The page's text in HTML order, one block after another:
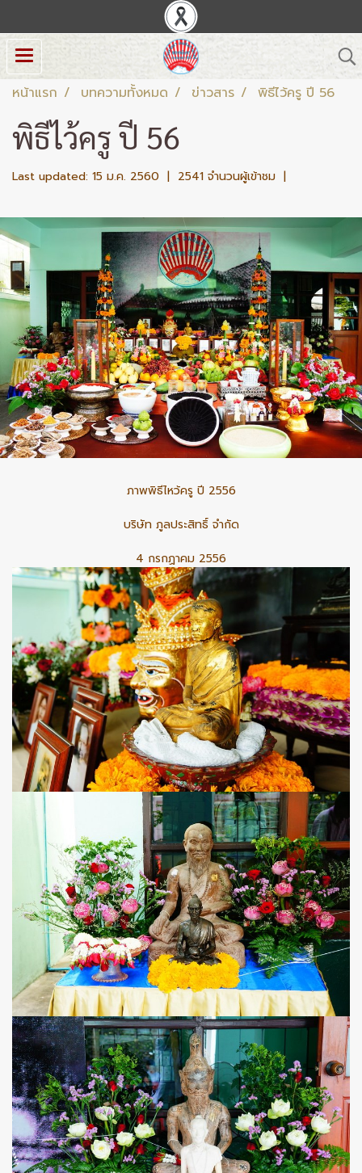
หน้าแรก บทความทั้งหมด ข่าวสาร พิธีไว้ครู ปี 56
พิธีไว้ครู ปี 56
Last updated: 15 ม.ค. 2560 | 2541 จำนวนผู้เข้าชม |
ภาพพิธีไหว้ครู ปี 2556
บริษัท ภูลประสิทธิ์ จำกัด
4 กรกฏาคม 2556